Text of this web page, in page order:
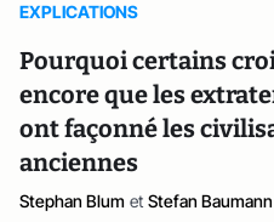
EXPLICATIONS
Pourquoi certains
encore que les
ont façonné les
anciennes
Stephan Blum et Stefan Baumann